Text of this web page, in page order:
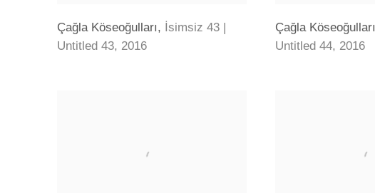
Çağla Köseoğulları, İsimsiz 43 |
Untitled 43, 2016
Çağla Köseoğulları
Untitled 44, 2016